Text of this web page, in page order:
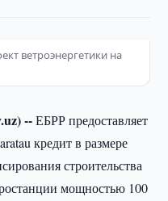
ветроэнергетики на
--ЕБРР предоставляет
кредит в размере
строительства
мощностью 100